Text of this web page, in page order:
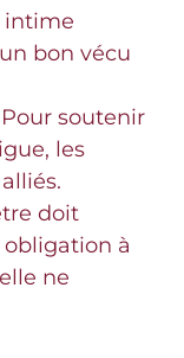
intime
bon vécu
Pour soutenir
les
doit
obligation à
ne